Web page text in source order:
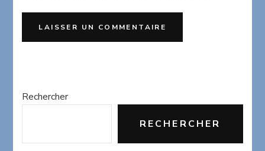
Rechercher
RECHERCHER